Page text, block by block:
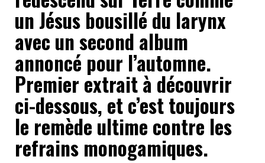
un Jésus bousillé du larynx
avec un second album
annoncé pour l’automne.
Premier extrait à découvrir
ci-dessous, et c’est toujours
le remède ultime contre les
refrains monogamiques.